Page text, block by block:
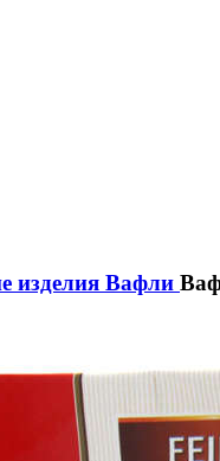
изделия Вафли